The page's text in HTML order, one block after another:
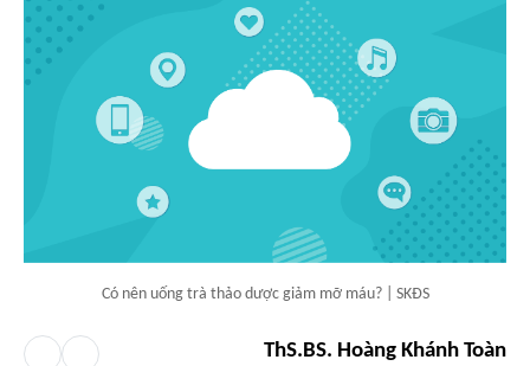
Có nên uống trà thảo dược giảm mỡ máu? | SKĐS
ThS.BS. Hoàng Khánh Toàn